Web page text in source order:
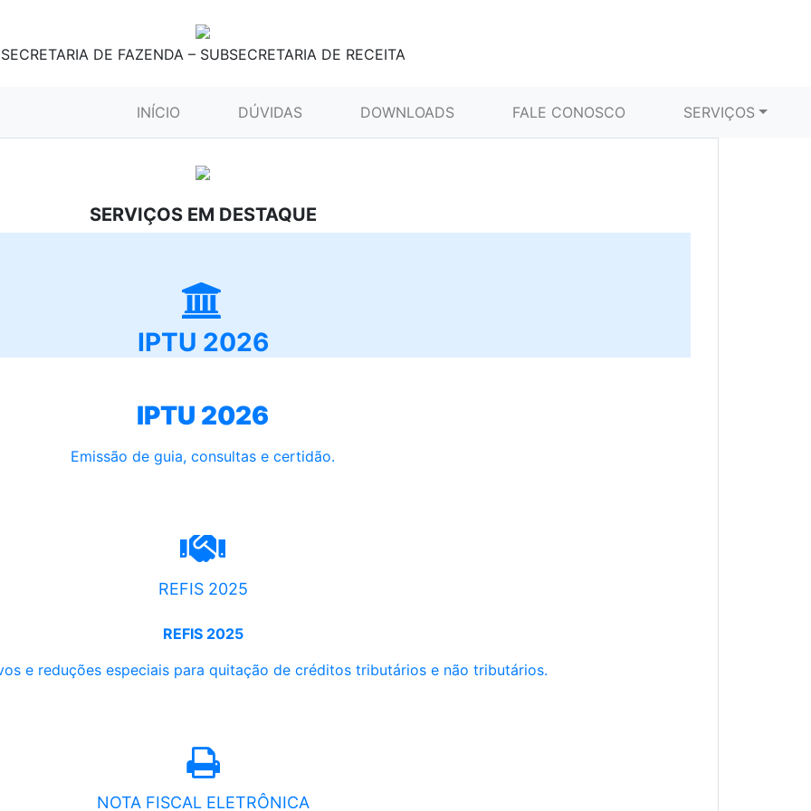
SECRETARIA DE FAZENDA – SUBSECRETARIA DE RECEITA
INÍCIO (CURRENT)DÚVIDAS DOWNLOADS FALE CONOSCO SERVIÇOS
SERVIÇOS EM DESTAQUE
IPTU 2026
IPTU 2026
Emissão de guia, consultas e certidão.
REFIS 2025
REFIS 2025
e reduções especiais para quitação de créditos tributários e não tributários.
NOTA FISCAL ELETRÔNICA